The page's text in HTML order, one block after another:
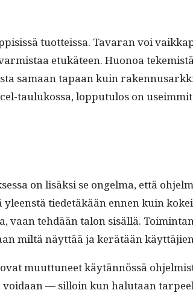
tuot­teis­sa. Tavaran voi
etukä­teen. Huonoa
samaan tapaan kuin
taulukos­sa, lop­putu­los on
on lisäk­si se ongel­ma, että
tiede­täkään ennen kuin
tehdään talon sisäl­lä.
miltä näyt­tää ja kerätään
muut­tuneet käytän­nössä
— sil­loin kun halu­taan